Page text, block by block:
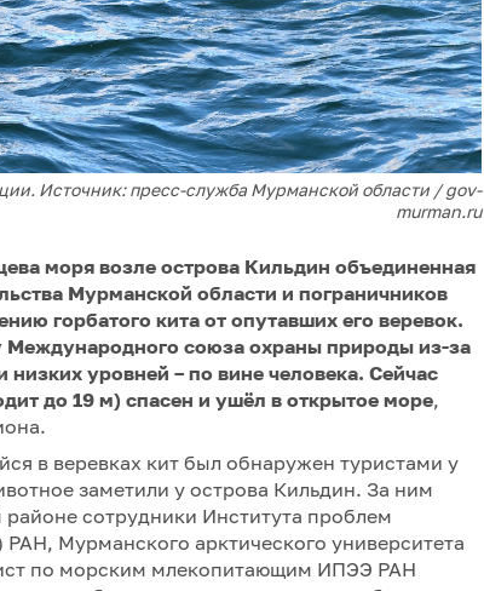
Источник: пресс-служба Мурманской области / gov-
murman.ru
моря возле острова Кильдин объединенная
Мурманской области и пограничников
горбатого кита от опутавших его веревок.
Международного союза охраны природы из-за
уровней – по вине человека. Сейчас
до 19 м) спасен и ушёл в открытое море,
в веревках кит был обнаружен туристами у
заметили у острова Кильдин. За ним
сотрудники Института проблем
Мурманского арктического университета
по морским млекопитающим ИПЭЭ РАН